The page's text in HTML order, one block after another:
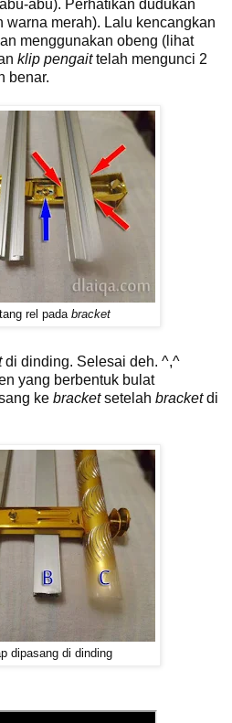
abu). Perhatikan dudukan
warna merah). Lalu kencangkan
menggunakan obeng (lihat
klip pengaittelah mengunci 2
benar.
rel pada bracket
di dinding. Selesai deh. ^,^
yang berbentuk bulat
ke bracketsetelah bracketdi
dipasang di dinding